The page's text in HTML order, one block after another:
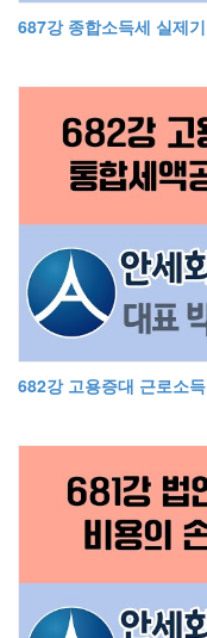
687강 종합소득세 실제
682강 고용증대 근로소